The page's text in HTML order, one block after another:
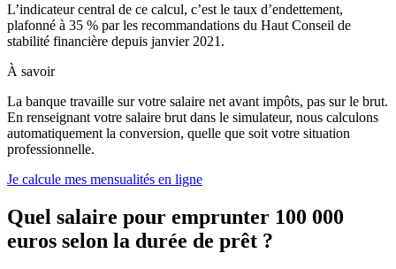
L’indicateur central de ce calcul, c’est le taux d’endettement,
plafonné à 35 % par les recommandations du Haut Conseil de
stabilité financière depuis janvier 2021.
À savoir
La banque travaille sur votre salaire net avant impôts, pas sur le brut.
En renseignant votre salaire brut dans le simulateur, nous calculons
automatiquement la conversion, quelle que soit votre situation
professionnelle.
Je calcule mes mensualités en ligne
Quel salaire pour emprunter 100 000
euros selon la durée de prêt ?